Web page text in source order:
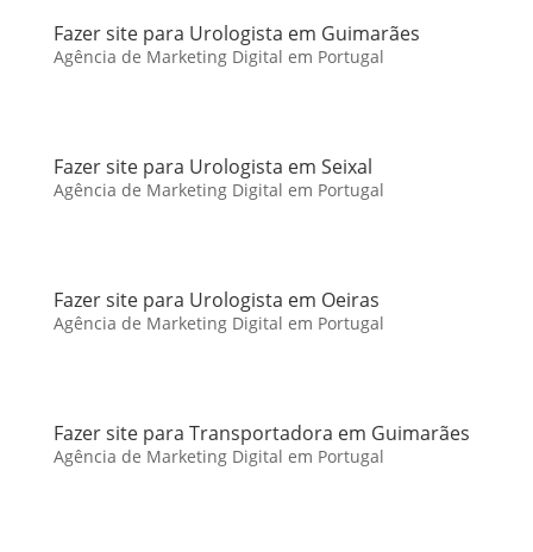
Fazer site para Urologista em Guimarães
Agência de Marketing Digital em Portugal
Fazer site para Urologista em Seixal
Agência de Marketing Digital em Portugal
Fazer site para Urologista em Oeiras
Agência de Marketing Digital em Portugal
Fazer site para Transportadora em Guimarães
Agência de Marketing Digital em Portugal